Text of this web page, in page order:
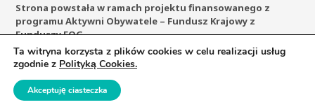
Strona powstała w ramach projektu finansowanego z
programu Aktywni Obywatele – Fundusz Krajowy z
Funduszy EOG
Prawa autorskie © otwartyumysl.org
Ta witryna korzysta z plików cookies w celu realizacji usług
zgodnie z Polityką Cookies.
Akceptuję ciasteczka